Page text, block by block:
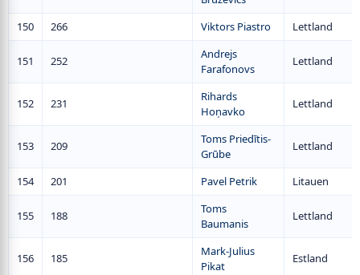
150 266 Viktors Piastro Lettland
151 252
Andrejs
Farafonovs
Lettland
152 231
Rihards
Hoņavko
Lettland
153 209
Toms Priedītis-
Grūbe
Lettland
154 201 Pavel Petrik Litauen
155 188
Toms
Baumanis
Lettland
156 185
Mark-Julius
Pikat
Estland